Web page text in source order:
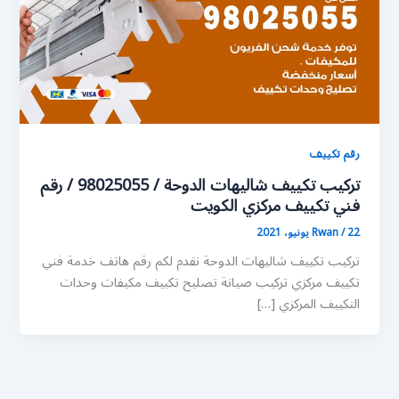
رقم تكييف
تركيب تكييف شاليهات الدوحة / 98025055 / رقم
فني تكييف مركزي الكويت
Rwan/22 يونيو، 2021
تركيب تكييف شاليهات الدوحة نقدم لكم رقم هاتف خدمة فني
تكييف مركزي تركيب صيانة تصليح تكييف مكيفات وحدات
التكييف المركزي […]